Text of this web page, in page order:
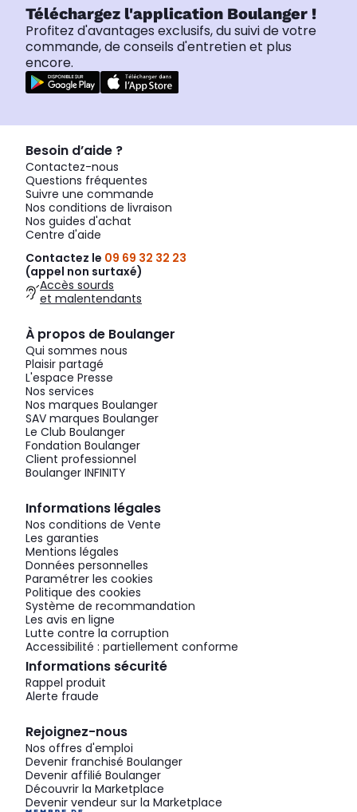
Téléchargez l'application Boulanger !
Profitez d'avantages exclusifs, du suivi de votre
commande, de conseils d'entretien et plus
encore.
Besoin d’aide ?
Contactez-nous
Questions fréquentes
Suivre une commande
Nos conditions de livraison
Nos guides d'achat
Centre d'aide
Contactez le 09 69 32 32 23
(appel non surtaxé)
Accès sourds
et malentendants
À propos de Boulanger
Qui sommes nous
Plaisir partagé
L'espace Presse
Nos services
Nos marques Boulanger
SAV marques Boulanger
Le Club Boulanger
Fondation Boulanger
Client professionnel
Boulanger INFINITY
Informations légales
Nos conditions de Vente
Les garanties
Mentions légales
Données personnelles
Paramétrer les cookies
Politique des cookies
Système de recommandation
Les avis en ligne
Lutte contre la corruption
Accessibilité : partiellement conforme
Informations sécurité
Rappel produit
Alerte fraude
Rejoignez-nous
Nos offres d'emploi
Devenir franchisé Boulanger
Devenir affilié Boulanger
Découvrir la Marketplace
Devenir vendeur sur la Marketplace